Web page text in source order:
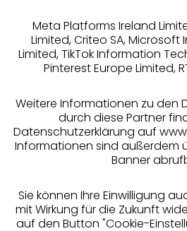
Alle Preise inkl. MwSt., zzgl.
Versandkosten
Meta Platforms Ireland
Limited, Criteo SA,
Limited, TikTok Information
Pinterest Europe Limited,
Weitere Informationen zu den
durch diese Partner
Datenschutzerklärung auf
Informationen sind außerdem
Banner
Sie können Ihre Einwilligung
mit Wirkung für die Zukunft
auf den Button "Cookie-